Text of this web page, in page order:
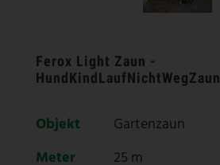
Ferox Light Zaun -
HundKindLaufNichtWegZaun
Objekt
Gartenzaun
Meter
25 m